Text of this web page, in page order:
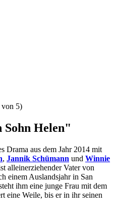
von 5)
Helen"
Drama aus dem Jahr 2014 mit
, Jannik Schümann und Winnie
alleinerziehender Vater von
einem Auslandsjahr in San
ihm eine junge Frau mit dem
eine Weile, bis er in ihr seinen